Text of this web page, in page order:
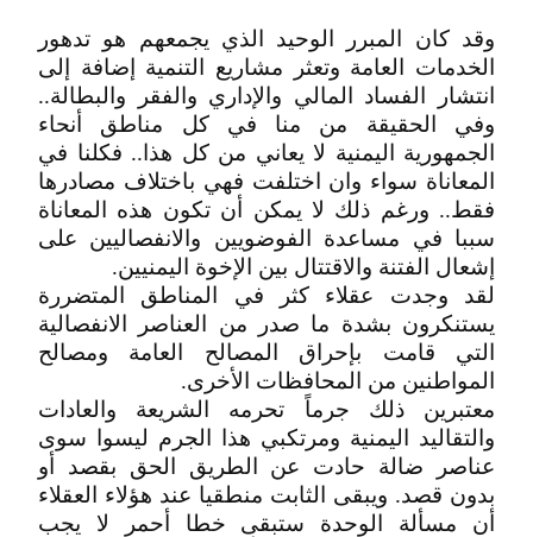
وقد كان المبرر الوحيد الذي يجمعهم هو تدهور
الخدمات العامة وتعثر مشاريع التنمية إضافة إلى
انتشار الفساد المالي والإداري والفقر والبطالة..
وفي الحقيقة من منا في كل مناطق أنحاء
الجمهورية اليمنية لا يعاني من كل هذا.. فكلنا في
‬إشعال‮ ‬الفتنة‮ ‬والاقتتال‮ ‬بين‮ ‬الإخوة‮ ‬اليمنيين‮.‬
‬المواطنين‮ ‬من‮ ‬المحافظات‮ ‬الأخرى‮.‬
معتبرين ذلك جرماً تحرمه الشريعة والعادات
والتقاليد اليمنية ومرتكبي هذا الجرم ليسوا سوى
عناصر ضالة حادت عن الطريق الحق بقصد أو
بدون قصد. ويبقى الثابت منطقيا عند هؤلاء العقلاء
أن مسألة الوحدة ستبقى خطا أحمر لا يجب